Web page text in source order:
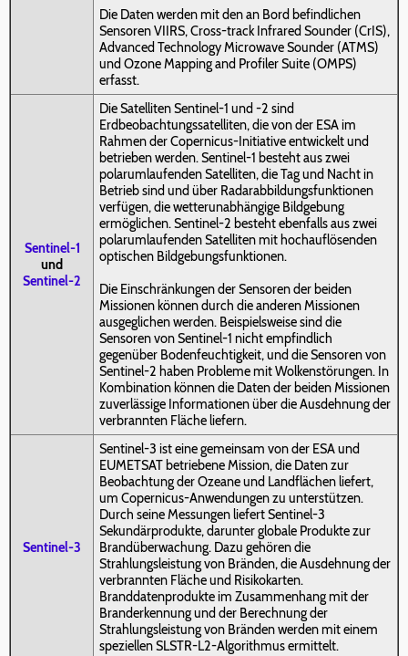
Die Daten werden mit den an Bord befindlichen
Sensoren VIIRS, Cross-track Infrared Sounder (CrIS),
Advanced Technology Microwave Sounder (ATMS)
und Ozone Mapping and Profiler Suite (OMPS)
erfasst.
Sentinel-1
und
Sentinel-2
Die Satelliten Sentinel-1 und -2 sind
Erdbeobachtungssatelliten, die von der ESA im
Rahmen der Copernicus-Initiative entwickelt und
betrieben werden. Sentinel-1 besteht aus zwei
polarumlaufenden Satelliten, die Tag und Nacht in
Betrieb sind und über Radarabbildungsfunktionen
verfügen, die wetterunabhängige Bildgebung
ermöglichen. Sentinel-2 besteht ebenfalls aus zwei
polarumlaufenden Satelliten mit hochauflösenden
optischen Bildgebungsfunktionen.
Die Einschränkungen der Sensoren der beiden
Missionen können durch die anderen Missionen
ausgeglichen werden. Beispielsweise sind die
Sensoren von Sentinel-1 nicht empfindlich
gegenüber Bodenfeuchtigkeit, und die Sensoren von
Sentinel-2 haben Probleme mit Wolkenstörungen. In
Kombination können die Daten der beiden Missionen
zuverlässige Informationen über die Ausdehnung der
verbrannten Fläche liefern.
Sentinel-3
Sentinel-3 ist eine gemeinsam von der ESA und
EUMETSAT betriebene Mission, die Daten zur
Beobachtung der Ozeane und Landflächen liefert,
um Copernicus-Anwendungen zu unterstützen.
Durch seine Messungen liefert Sentinel-3
Sekundärprodukte, darunter globale Produkte zur
Brandüberwachung. Dazu gehören die
Strahlungsleistung von Bränden, die Ausdehnung der
verbrannten Fläche und Risikokarten.
Branddatenprodukte im Zusammenhang mit der
Branderkennung und der Berechnung der
Strahlungsleistung von Bränden werden mit einem
speziellen SLSTR-L2-Algorithmus ermittelt.